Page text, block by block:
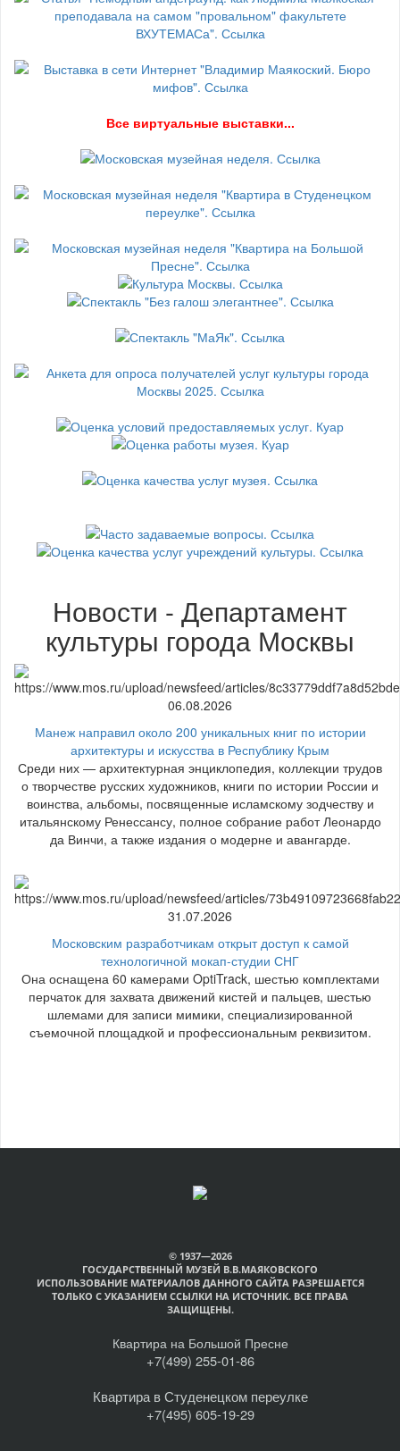
Все виртуальные выставки...
Новости - Департамент
культуры города Москвы
06.08.2026
Манеж направил около 200 уникальных книг по истории
архитектуры и искусства в Республику Крым
Среди них — архитектурная энциклопедия, коллекции трудов
о творчестве русских художников, книги по истории России и
воинства, альбомы, посвященные исламскому зодчеству и
итальянскому Ренессансу, полное собрание работ Леонардо
да Винчи, а также издания о модерне и авангарде.
31.07.2026
Московским разработчикам открыт доступ к самой
технологичной мокап-студии СНГ
Она оснащена 60 камерами OptiTrack, шестью комплектами
перчаток для захвата движений кистей и пальцев, шестью
шлемами для записи мимики, специализированной
съемочной площадкой и профессиональным реквизитом.
© 1937—2026
ГОСУДАРСТВЕННЫЙ МУЗЕЙ В.В.МАЯКОВСКОГО
ИСПОЛЬЗОВАНИЕ МАТЕРИАЛОВ ДАННОГО САЙТА РАЗРЕШАЕТСЯ
ТОЛЬКО С УКАЗАНИЕМ ССЫЛКИ НА ИСТОЧНИК. ВСЕ ПРАВА
ЗАЩИЩЕНЫ.
Квартира на Большой Пресне
+7(499) 255-01-86
Квартира в Студенецком переулке
+7(495) 605-19-29